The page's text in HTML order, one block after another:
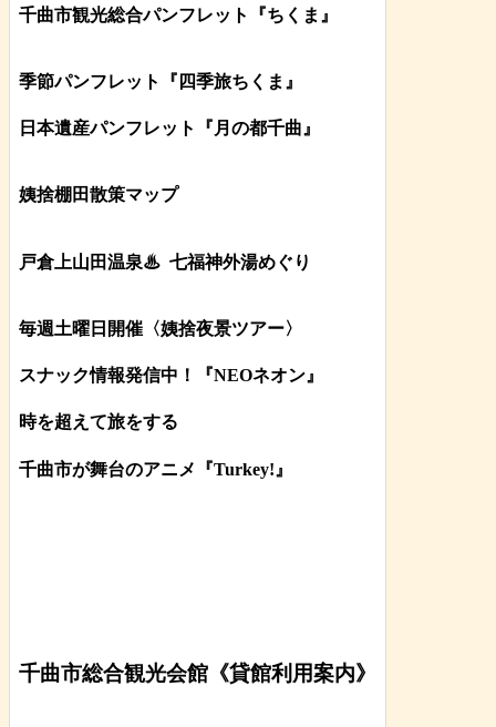
千曲市観光総合パンフレット 『ちくま 』
季節パンフレット『四季旅ちくま』
日本遺産パンフレット 『月の都千曲 』
姨捨棚田散策マップ
戸倉上山田温泉♨ 七福神外湯めぐり
毎週土曜日開催〈姨捨夜景ツアー〉
スナック情報発信中！『NEOネオン』
時を超えて旅をする
千曲市が舞台のアニメ『Turkey!』
千曲市総合観光会館《貸館利用案内》